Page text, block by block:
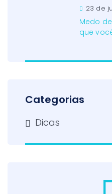
23 de
Medo
que
Categorias
Dicas